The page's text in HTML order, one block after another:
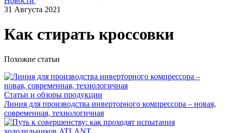
31 Августа 2021
Как стирать кроссовки
Похожие статьи
Статьи и обзоры продукции
Линия для производства инверторного компрессора – новая,
современная, технологичная